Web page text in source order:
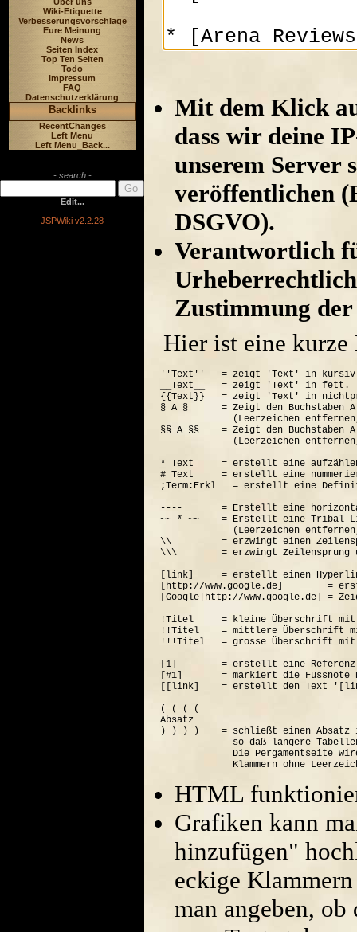
Wiki-Etiquette
Verbesserungsvorschläge
Eure Meinung
News
Seiten Index
Top Ten Seiten
Todo
Impressum
FAQ
Datenschutzerklärung
Backlinks
RecentChanges
Left Menu
Left Menu_Back...
- search -
Edit...
JSPWiki v2.2.28
Mit dem Klick
dass wir deine
unserem Server
veröffentlichen
DSGVO).
Verantwortlich
Zustimmung
Hier ist eine
''Text''   = zeigt 'Text' in
__Text__   = zeigt 'Text' in fett.
{{Text}}   = zeigt 'Text' in
§ A §      = Zeigt den Buchstaben
(Leerzeichen
§§ A §§    = Zeigt den Buchstaben
(Leerzeichen
* Text     = erstellt eine
# Text     = erstellt eine
;Term:Erkl   = erstellt eine
----       = Erstellt eine
~~ * ~~    = Erstellt eine Tribal-
(Leerzeichen
\\         = erzwingt einen
\\\        = erzwingt Zeilensprung
[link]     = erstellt einen
[http://www.google.de]        =
[Google|http://www.google.de] =
!Titel     = kleine Überschrift
!!Titel    = mittlere Überschrift
!!!Titel   = grosse Überschrift
[1]        = erstellt eine Referenz
[#1]       = markiert die Fussnote
[[link]    = erstellt den Text
( ( ( (
Absatz
) ) ) )    = schließt einen Absatz
so daß längere
Die Pergamentseite
HTML
Grafiken kann
hinzufügen"
eckige
man angeben,